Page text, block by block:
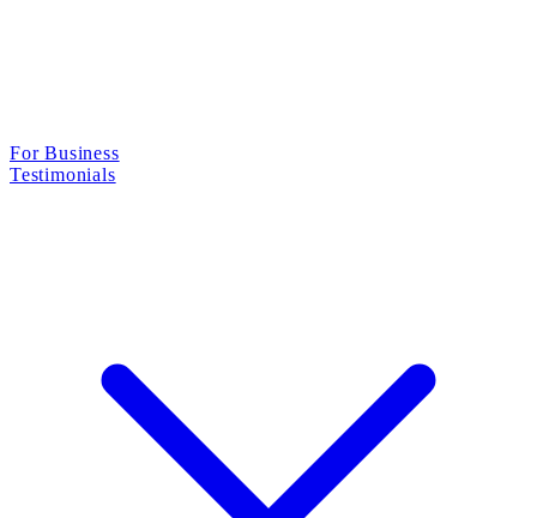
For Business
Testimonials